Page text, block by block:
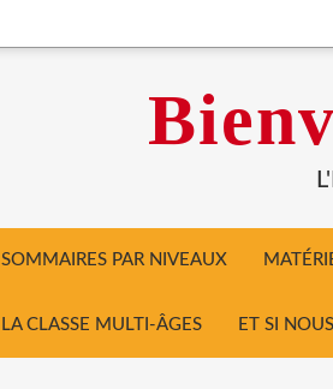
SOMMAIRES PAR NIVEAUX
LA CLASSE MULTI-ÂGES ET SI